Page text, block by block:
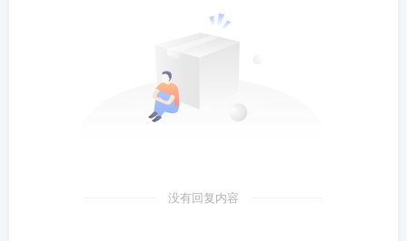
没有回复内容